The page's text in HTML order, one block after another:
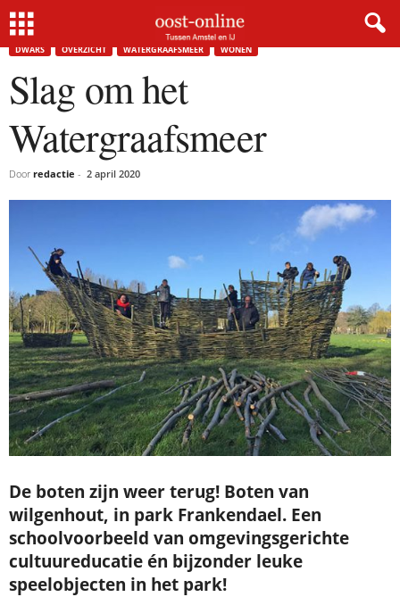
Home Slag om het Watergraafsmeer
DWARS OVERZICHT WATERGRAAFSMEER WONEN
Slag om het
Watergraafsmeer
Door redactie - 2 april 2020
De boten zijn weer terug! Boten van
wilgenhout, in park Frankendael. Een
schoolvoorbeeld van omgevingsgerichte
cultuureducatie én bijzonder leuke
speelobjecten in het park!